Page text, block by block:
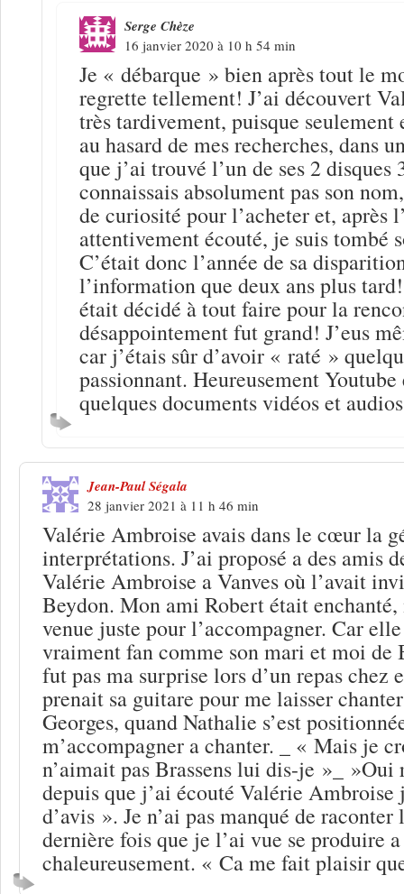
Serge Chèze
16 janvier 2020 à 10 h 54 min
Je « débarque » bien après tout le
regrette tellement! J’ai découvert
très tardivement, puisque
au hasard de mes recherches, dans
que j’ai trouvé l’un de ses 2 disques
connaissais absolument pas son
de curiosité pour l’acheter et, après
attentivement écouté, je suis tombé
C’était donc l’année de sa
l’information que deux ans plus
était décidé à tout faire pour la
désappointement fut grand! J’eus
car j’étais sûr d’avoir « raté »
passionnant. Heureusement Youtube
quelques documents vidéos et audios
Jean-Paul Ségala
28 janvier 2021 à 11 h 46 min
Valérie Ambroise avais dans le cœur la
interprétations. J’ai proposé a des amis
Valérie Ambroise a Vanves où l’avait
Beydon. Mon ami Robert était enchanté,
venue juste pour l’accompagner. Car
vraiment fan comme son mari et moi de
fut pas ma surprise lors d’un repas chez
prenait sa guitare pour me laisser
Georges, quand Nathalie s’est
m’accompagner a chanter. _ « Mais je
n’aimait pas Brassens lui dis-je »_
depuis que j’ai écouté Valérie Ambroise
d’avis ». Je n’ai pas manqué de raconter
dernière fois que je l’ai vue se produire
chaleureusement. « Ca me fait plaisir